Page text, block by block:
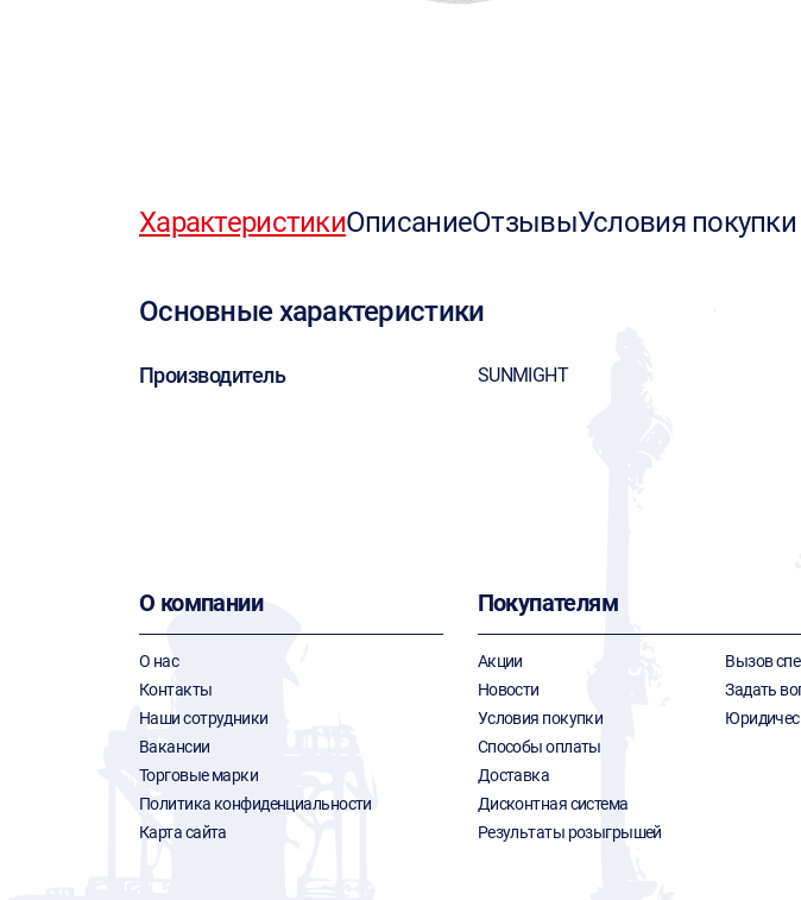
ХарактеристикиОписаниеОтзывыУсловия покупки
Основные характеристики
Производитель SUNMIGHT
О компании
О нас
Контакты
Наши сотрудники
Вакансии
Торговые марки
Политика конфиденциальности
Карта сайта
Покупателям
Акции
Новости
Условия покупки
Способы оплаты
Доставка
Дисконтная система
Результаты розыгрышей
Вызов
Задать